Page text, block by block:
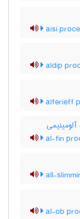
aisi
aldip
alferieff
آلومینیمی
al-fin
all-
al-ob